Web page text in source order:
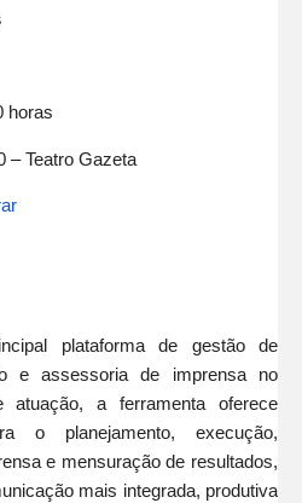
horas
– Teatro Gazeta
plataforma de gestão de
e assessoria de imprensa no
a ferramenta oferece
o planejamento, execução,
e mensuração de resultados,
mais integrada, produtiva